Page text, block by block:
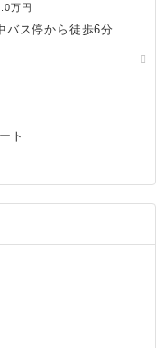
万円
バス停から徒歩6分
ト